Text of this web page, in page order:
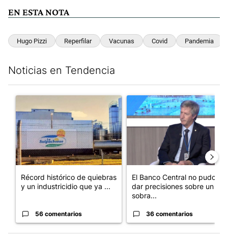
EN ESTA NOTA
Hugo Pizzi Reperfilar Vacunas Covid Pandemia
Noticias en Tendencia
Un artículo de tendencia con el título "Récord histórico de
Récord histórico de quiebras
y un industricidio que ya ...
56 comentarios
Un artículo de tendencia
El Banco Central no pudo
dar precisiones sobre un
sobra...
36 comentarios